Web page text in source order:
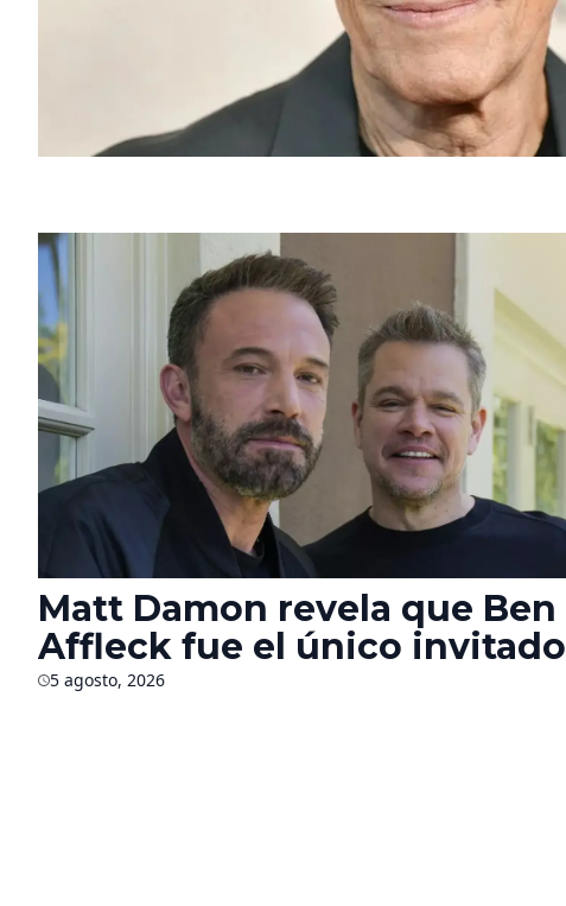
Matt Damon revela que Ben
Affleck fue el único invitado
autorizado en el rodaje de ‘La
5 agosto, 2026